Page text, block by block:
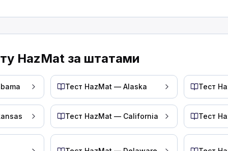
для того, щоб:
засобу.
попереджають інших про наявність
документи?
для транспортування
норм
HazMat за штатами
Тест HazMat — Alaska Тест
Тест HazMat — California Тест